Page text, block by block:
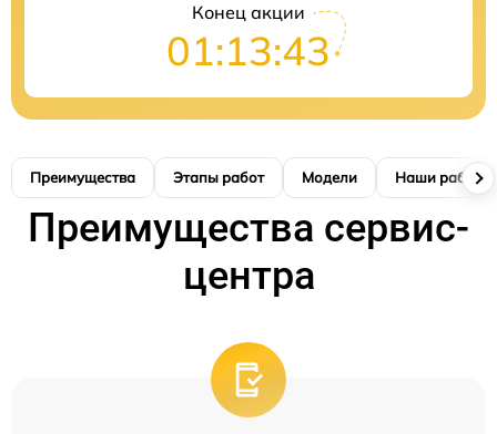
Конец акции
01:13:42
Преимущества Этапы работ Модели Наши работы
Преимущества сервис-
центра